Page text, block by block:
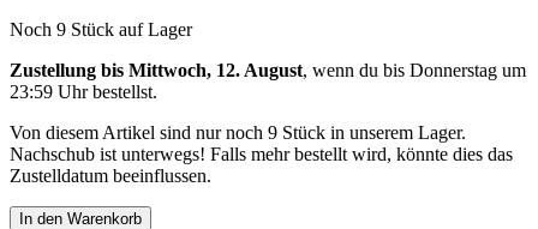
Noch 9 Stück auf Lager
Zustellung bis Mittwoch, 12. August, wenn du bis Donnerstag um
23:59 Uhrbestellst.
Von diesem Artikel sind nur noch 9 Stück in unserem Lager.
Nachschub ist unterwegs! Falls mehr bestellt wird, könnte dies das
Zustelldatum beeinflussen.
In den Warenkorb